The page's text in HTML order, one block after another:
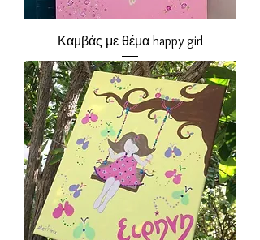
Καμβάς με θέμα happy girl